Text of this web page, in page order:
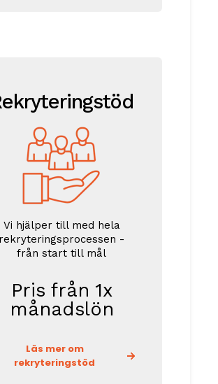
Vi hjälper till med hela
rekryteringsprocessen -
från start till mål
Pris från 1x
månadslön
Läs mer om
rekryteringstöd